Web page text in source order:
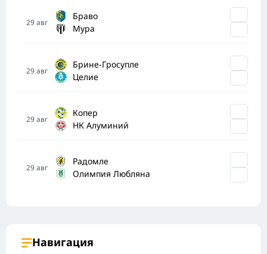
29авг
Браво
Мура
29авг
Брине-Гросупле
Целие
29авг
Копер
НК Алуминий
29авг
Радомле
Олимпия Любляна
Навигация